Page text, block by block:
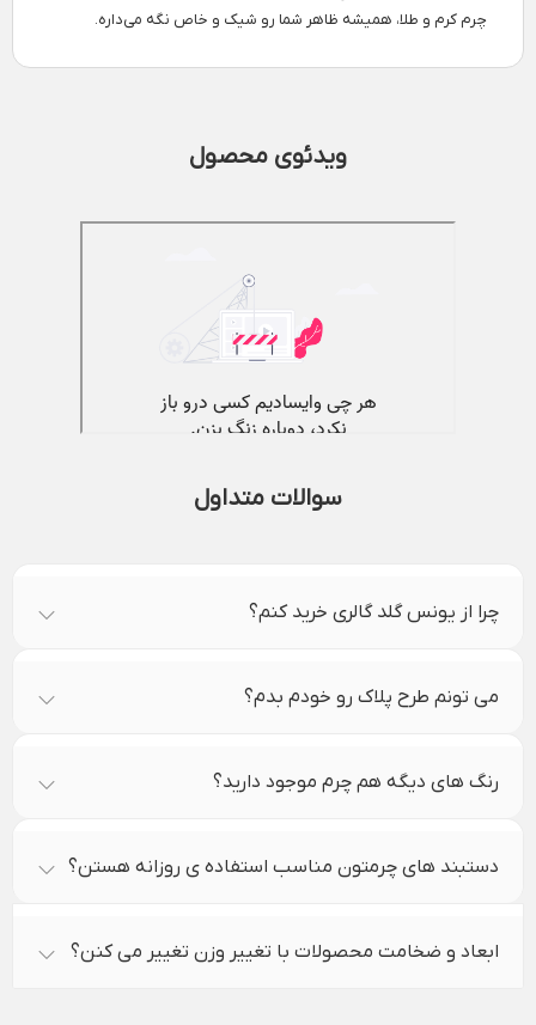
چرم کرم و طلا، همیشه ظاهر شما رو شیک و خاص نگه می‌داره.
ویدئوی محصول
سوالات متداول
چرا از یونس گلد گالری خرید کنم؟
می تونم طرح پلاک رو خودم بدم؟
رنگ های دیگه هم چرم موجود دارید؟
دستبند های چرمتون مناسب استفاده ی روزانه هستن؟
ابعاد و ضخامت محصولات با تغییر وزن تغییر می کنن؟